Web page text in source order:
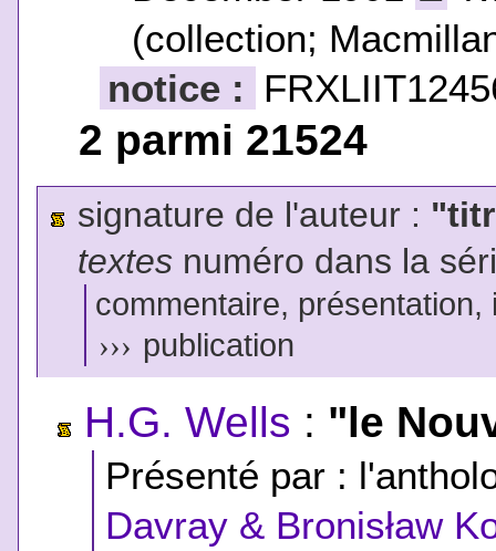
(collection;
notice :
2 parmi 21524
signature de l'auteur :
textesnuméro dans la
commentaire,
››› publication
H.G. Wells : "le
Présenté par :
Davray & Bronisław